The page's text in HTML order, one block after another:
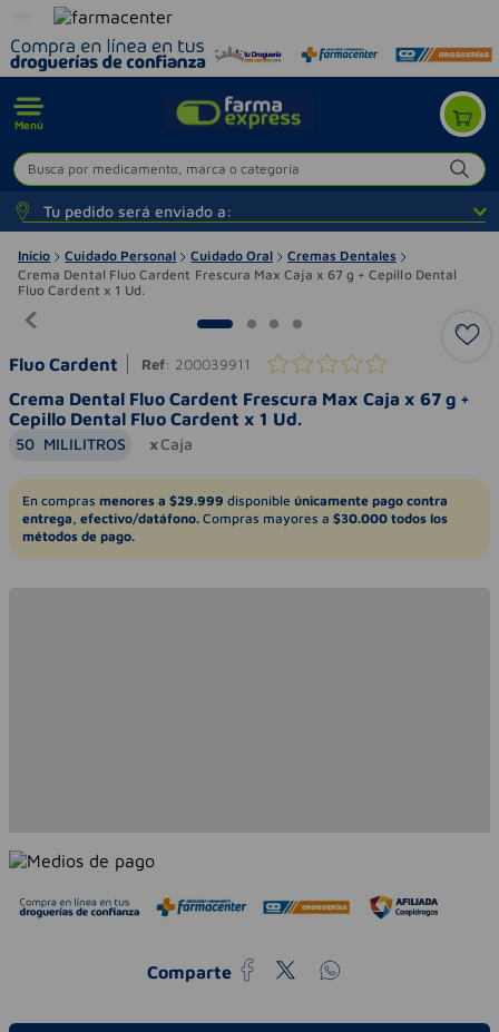
Menú
Busca por medicamento, marca o categoría
Tu pedido será enviado a:
Inicio Cuidado Personal Cuidado Oral
Cremas Dentales
Crema Dental Fluo Cardent Frescura Max Caja x 67 g + Cepillo Dental
Fluo Cardent x 1 Ud.
Fluo Cardent Ref: 200039911
Crema Dental Fluo Cardent Frescura Max Caja x 67 g +
Cepillo Dental Fluo Cardent x 1 Ud.
50 MILILITROS Caja
En compras menores a $29.999 disponible únicamente pago contra
entrega, efectivo/datáfono. Compras mayores a $30.000 todos los
métodos de pago.
Comparte